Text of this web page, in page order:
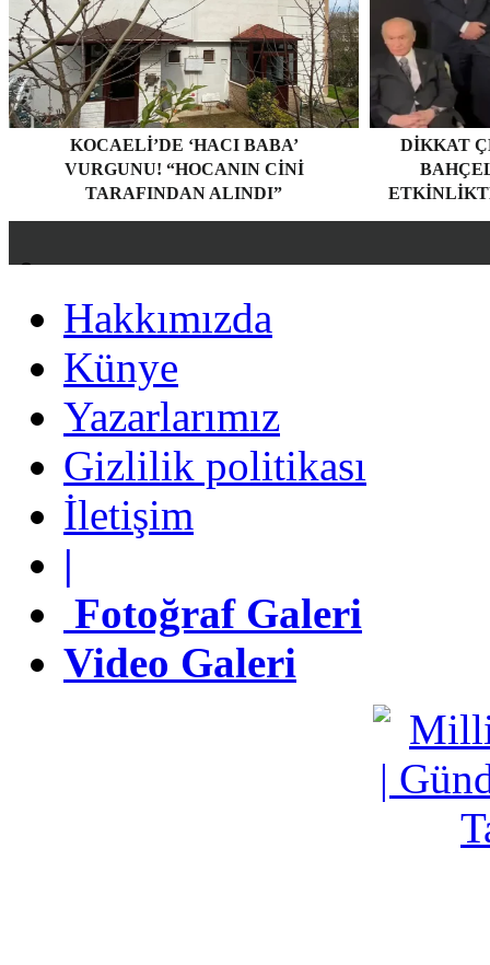
KOCAELI’DE ‘HACI BABA’
VURGUNU! “HOCANIN CINI
TARAFINDAN ALINDI”
DIKKAT
Künye
Yazarlarımız
Gizlilik politikası
İletişim
Fotoğraf Galeri
Video Galeri
Hakkımızda
Künye
Yazarlarımız
Gizlilik politikası
İletişim
|
Fotoğraf Galeri
Video Galeri